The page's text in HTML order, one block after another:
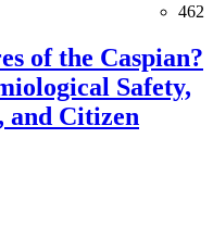
462
of the Caspian?
Safety,
and Citizen